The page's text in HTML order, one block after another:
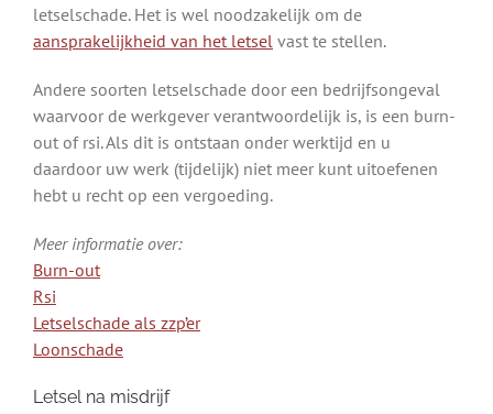
letselschade. Het is wel noodzakelijk om de
aansprakelijkheid van het letsel vast te stellen.
Andere soorten letselschade door een bedrijfsongeval
waarvoor de werkgever verantwoordelijk is, is een burn-
out of rsi. Als dit is ontstaan onder werktijd en u
daardoor uw werk (tijdelijk) niet meer kunt uitoefenen
hebt u recht op een vergoeding.
Meer informatie over:
Burn-out
Rsi
Letselschade als zzp’er
Loonschade
Letsel na misdrijf